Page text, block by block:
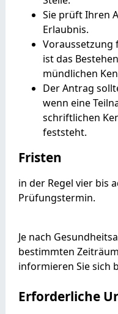
Sie prüft Ihren
Erlaubnis.
Voraussetzung
ist das
mündlichen
Der Antrag
wenn eine
schriftlichen
feststeht.
Fristen
in der Regel vier bis
Prüfungstermin.
Je nach
bestimmten
informieren Sie sich
Erforderliche